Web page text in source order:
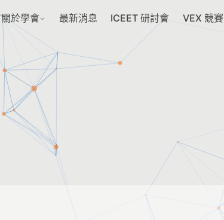
關於學會 最新消息 ICEET 研討會 VEX 競賽